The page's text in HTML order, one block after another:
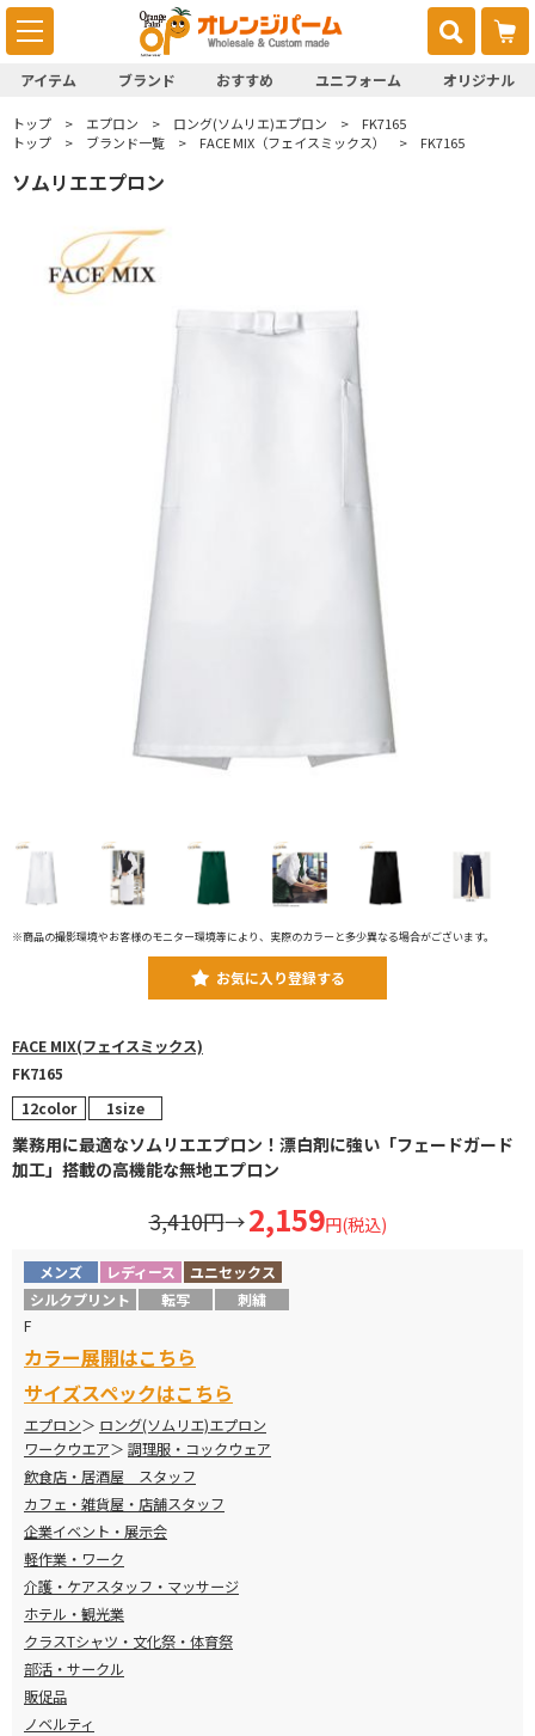
アイテム ブランド おすすめ ユニフォーム オリジナル
トップ エプロン ロング(ソムリエ)エプロン
FK7165
トップ
ブランド一覧 FACE MIX（フェイスミックス） FK7165
ソムリエエプロン
※商品の撮影環境やお客様のモニター環境等により、実際のカラーと多少異なる場合がございます。
お気に入り登録する
FACE MIX(フェイスミックス)
FK7165
12color 1size
業務用に最適なソムリエエプロン！漂白剤に強い「フェードガード
加工」搭載の高機能な無地エプロン
3,410円→2,159円(税込)
メンズ レディース
ユニセックス
シルクプリント
転写 刺繍
F
カラー展開はこちら
サイズスペックはこちら
エプロン
ロング(ソムリエ)エプロン
ワークウエア
調理服・コックウェア
飲食店・居酒屋 スタッフ
カフェ・雑貨屋・店舗スタッフ
企業イベント・展示会
軽作業・ワーク
介護・ケアスタッフ・マッサージ
ホテル・観光業
クラスTシャツ・文化祭・体育祭
部活・サークル
販促品
ノベルティ